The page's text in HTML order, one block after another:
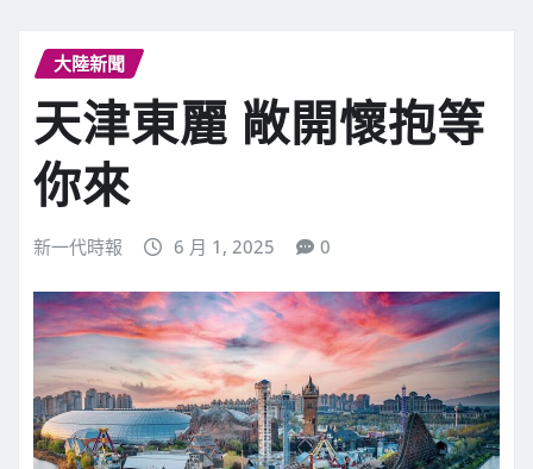
大陸新聞
天津東麗 敞開懷抱等
你來
新一代時報 6 月 1, 2025 0